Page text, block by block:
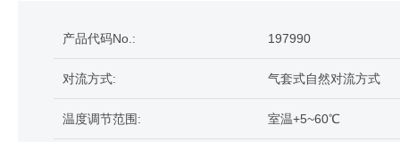
产品代码No.: 197990
对流方式: 气套式自然对流方式
温度调节范围: 室温+5~60℃